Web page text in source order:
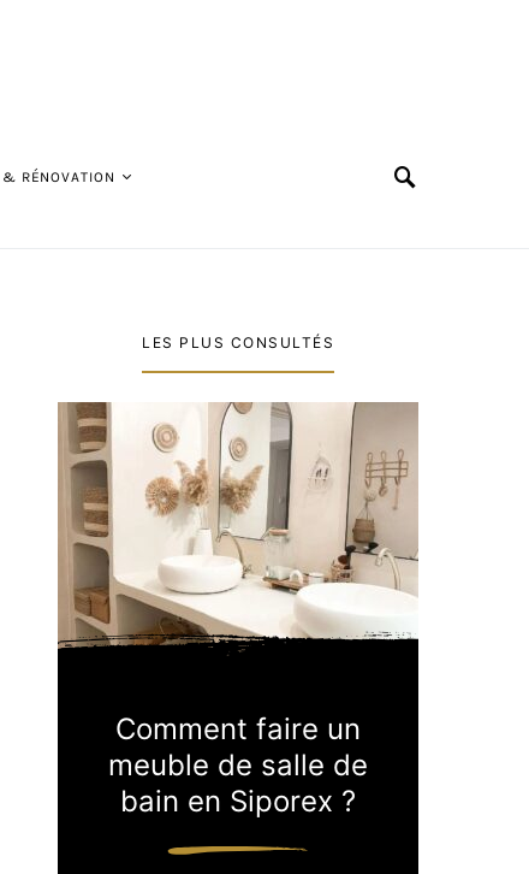
RÉNOVATION
LES PLUS CONSULTÉS
Comment faire un
meuble de salle de
bain en Siporex ?